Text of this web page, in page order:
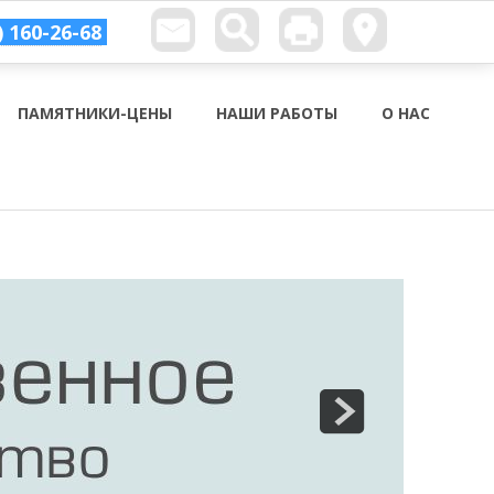
160-26-68
ПАМЯТНИКИ-ЦЕНЫ НАШИ РАБОТЫ О НАС